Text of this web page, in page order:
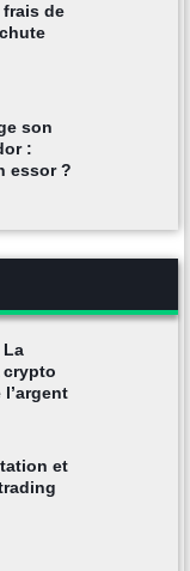
frais de
son
:
essor ?
La
crypto
et